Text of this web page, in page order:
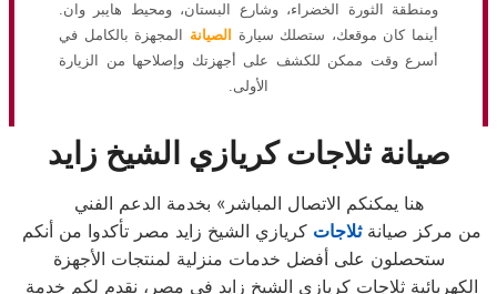
ومنطقة الثورة الخضراء، وشارع البستان، ومحيط هايبر وان.
أينما كان موقعك، ستصلك سيارة
الصيانة المجهزة بالكامل في
أسرع وقت ممكن للكشف على أجهزتك وإصلاحها من الزيارة
الأولى.
صيانة ثلاجات كريازي الشيخ زايد
هنا يمكنكم الاتصال المباشر» بخدمة الدعم الفني
من مركز صيانةثلاجات كريازي الشيخ زايد مصر تأكدوا من أنكم
ستحصلون على أفضل خدمات منزلية لمنتجات الأجهزة